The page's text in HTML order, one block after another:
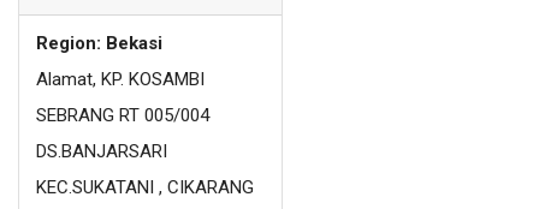
Region: Bekasi
Alamat, KP. KOSAMBI
SEBRANG RT 005/004
DS.BANJARSARI
KEC.SUKATANI , CIKARANG